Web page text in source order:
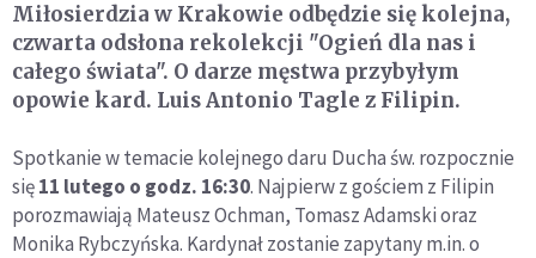
Miłosierdzia w Krakowie odbędzie się kolejna,
czwarta odsłona rekolekcji "Ogień dla nas i
całego świata". O darze męstwa przybyłym
opowie kard. Luis Antonio Tagle z Filipin.
Spotkanie w temacie kolejnego daru Ducha św. rozpocznie
się11 lutego o godz. 16:30. Najpierw z gościem z Filipin
porozmawiają Mateusz Ochman, Tomasz Adamski oraz
Monika Rybczyńska. Kardynał zostanie zapytany m.in. o